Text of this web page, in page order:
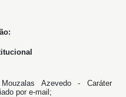
Azevedo - Caráter
por e-mail;